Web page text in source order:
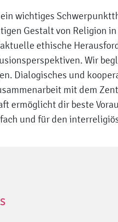
wichtiges
Gestalt von Religion
ethische
Wir
Dialogisches und
mit dem
ermöglicht dir beste
und für den